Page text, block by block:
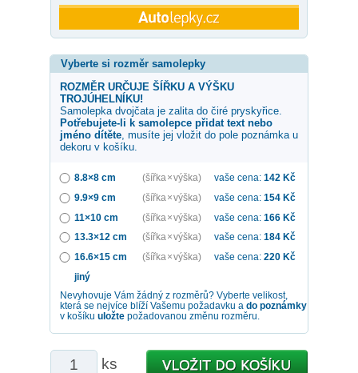
Vyberte si rozměr samolepky
ROZMĚR URČUJE ŠÍŘKU A VÝŠKU
TROJÚHELNÍKU!
Samolepka dvojčataje zalita do čiré pryskyřice.
Potřebujete-li k samolepce přidat text nebo
jméno dítěte, musíte jej vložit do pole poznámka u
dekoru v košíku.
8.8×8 cm (šířka × výška) vaše cena: 142 Kč
9.9×9 cm
(šířka × výška) vaše cena: 154 Kč
11×10 cm
(šířka × výška) vaše cena: 166 Kč
13.3×12 cm
(šířka × výška) vaše cena: 184 Kč
16.6×15 cm
(šířka × výška) vaše cena: 220 Kč
jiný
Nevyhovuje Vám žádný z rozměrů? Vyberte velikost,
která se nejvíce blíží Vašemu požadavku a do poznámky
v košíku uložte požadovanou změnu rozměru.
ks